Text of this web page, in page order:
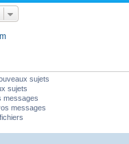
sujets
sujets
messages
messages